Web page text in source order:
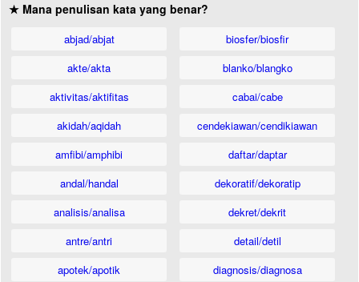
★ Mana penulisan kata yang benar?
abjad/abjat
akte/akta
aktivitas/aktifitas
akidah/aqidah
amfibi/amphibi
andal/handal
analisis/analisa
antre/antri
apotek/apotik
biosfer/biosfir
blanko/blangko
cabai/cabe
cendekiawan/cendikiawan
daftar/daptar
dekoratif/dekoratip
dekret/dekrit
detail/detil
diagnosis/diagnosa